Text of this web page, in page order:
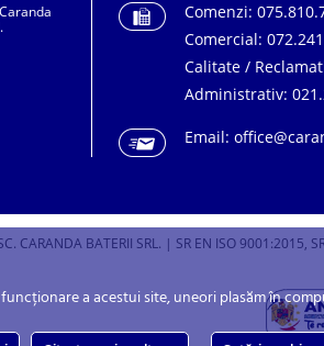
Comenzi:
Comercial:
Calitate /
Administrativ:
Email:
CARANDA BATERII SRL. | SR EN ISO 9001:2015,
a acestui site, uneori plasăm în